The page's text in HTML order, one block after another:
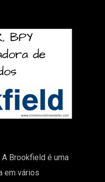
Brookfield é uma
em vários